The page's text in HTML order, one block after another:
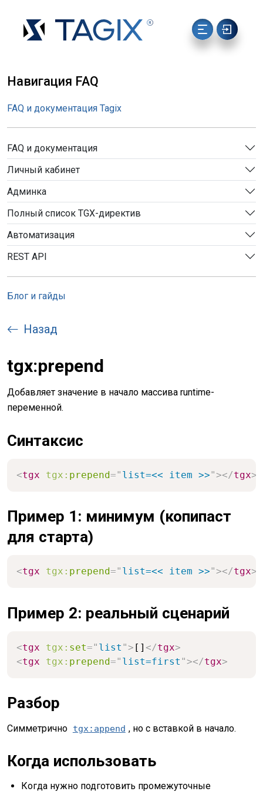
Навигация FAQ
FAQ и документация Tagix
FAQ и документация
Личный кабинет
Админка
Полный список TGX-директив
Автоматизация
REST API
Блог и гайды
Назад
tgx:prepend
Добавляет значение в начало массива runtime-
переменной.
Синтаксис
<tgx tgx: prepend=" list=<< item >>"></tgx>
Пример 1: минимум (копипаст
для старта)
<tgx tgx: prepend=" list=<< item >>"></tgx>
Пример 2: реальный сценарий
<tgx tgx: set=" list "> [] </tgx>
<tgx tgx: prepend=" list=first "></tgx>
Разбор
Симметрично tgx:append , но с вставкой в начало.
Когда использовать
Когда нужно подготовить промежуточные